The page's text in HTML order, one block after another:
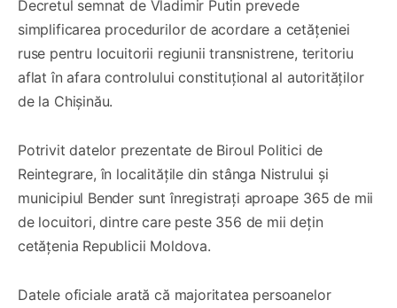
Decretul semnat de Vladimir Putin prevede
simplificarea procedurilor de acordare a cetățeniei
ruse pentru locuitorii regiunii transnistrene, teritoriu
aflat în afara controlului constituțional al autorităților
de la Chișinău.
Potrivit datelor prezentate de Biroul Politici de
Reintegrare, în localitățile din stânga Nistrului și
municipiul Bender sunt înregistrați aproape 365 de mii
de locuitori, dintre care peste 356 de mii dețin
cetățenia Republicii Moldova.
Datele oficiale arată că majoritatea persoanelor